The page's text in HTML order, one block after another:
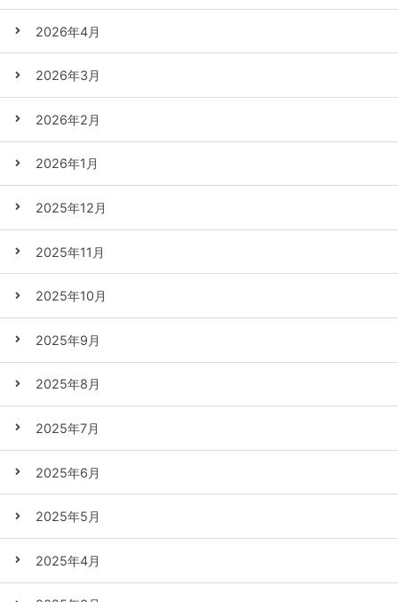
2026年4月
2026年3月
2026年2月
2026年1月
2025年12月
2025年11月
2025年10月
2025年9月
2025年8月
2025年7月
2025年6月
2025年5月
2025年4月